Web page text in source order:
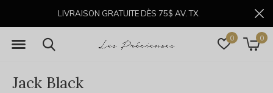
0 0
LIVRAISON GRATUITE DÈS 75$ AV. TX.
Jack Black